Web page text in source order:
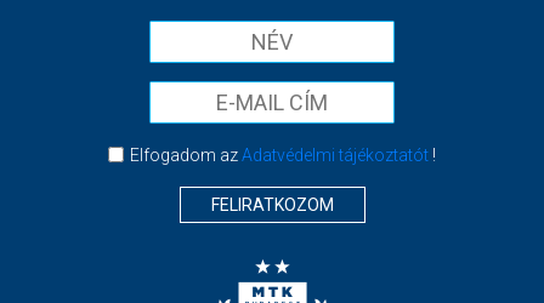
Elfogadom azAdatvédelmi tájékoztatót!
FELIRATKOZOM